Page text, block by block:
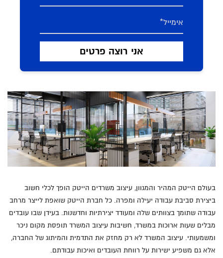
בעולם הייטק המהיר והמגוון, עיצוב משרדים הייטק הופך לכלי חשוב
ביצירת סביבת עבודה יעילה ומפרה. כל חברת הייטק שואפת לייצר מרחב
עבודה שתומך בצוותים שלה ומעודד יצירתיות וחדשנות. בעידן שבו עובדים
מבלים שעות ארוכות במשרד, חשיבות עיצוב המשרד תופסת מקום ניכר
ומשמעותי. עיצוב המשרד לא רק מחזק את התדמית והמיתוג של החברה,
אלא גם משפיע ישירות על רווחת העובדים ואיכות עבודתם.